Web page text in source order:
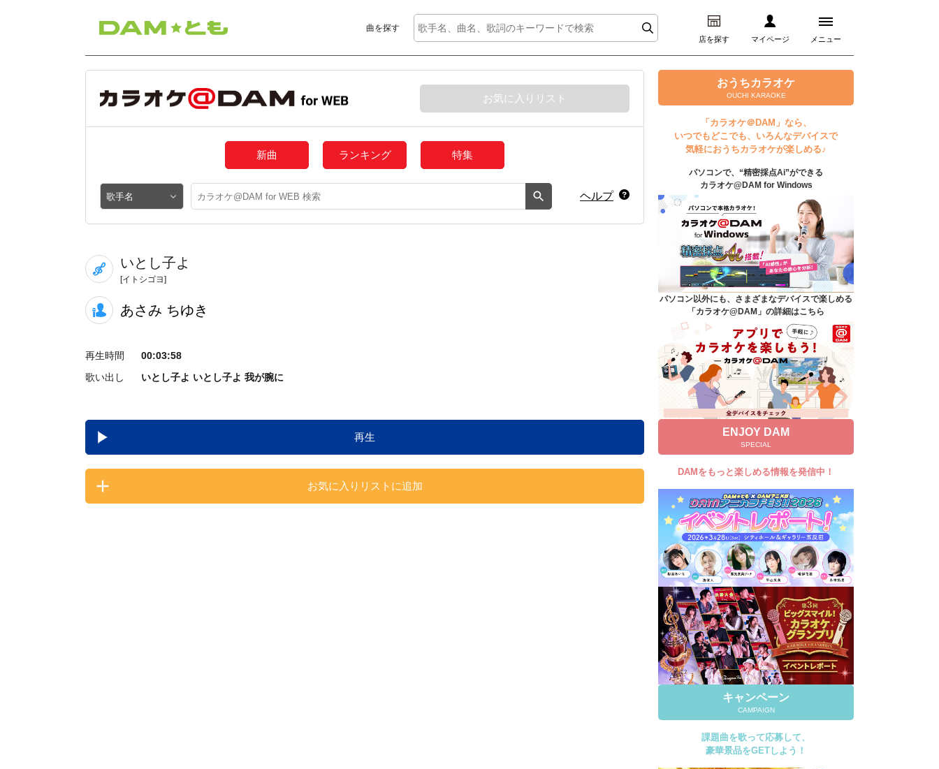
曲を探す
店を探す マイページ メニュー
ログイン
マイページ
プレミアムサービス
DAM★とも動画
DAM★とも録音
カラオケ＠DAM
ユーザー検索
キャンペーン
よくあるご質問
DAMの新曲・ランキングなど
カラオケ最新情報をチェック！
自宅でカラオケ歌い放題！
家族や友達と一緒に！練習にも！
お気に入りリスト
新曲 ランキング 特集
ヘルプ
いとし子よ
[イトシゴヨ]
あさみ ちゆき
再生時間
00:03:58
歌い出し
いとし子よ いとし子よ 我が腕に
再生
お気に入りリストに追加
おうちカラオケ
OUCHI KARAOKE
「カラオケ＠DAM」なら、
いつでもどこでも、いろんなデバイスで
気軽におうちカラオケが楽しめる♪
パソコンで、“精密採点Ai”ができる
カラオケ@DAM for Windows
パソコン以外にも、さまざまなデバイスで楽しめる
「カラオケ@DAM」の詳細はこちら
ENJOY DAM
SPECIAL
DAMをもっと楽しめる情報を発信中！
キャンペーン
CAMPAIGN
課題曲を歌って応募して、
豪華景品をGETしよう！